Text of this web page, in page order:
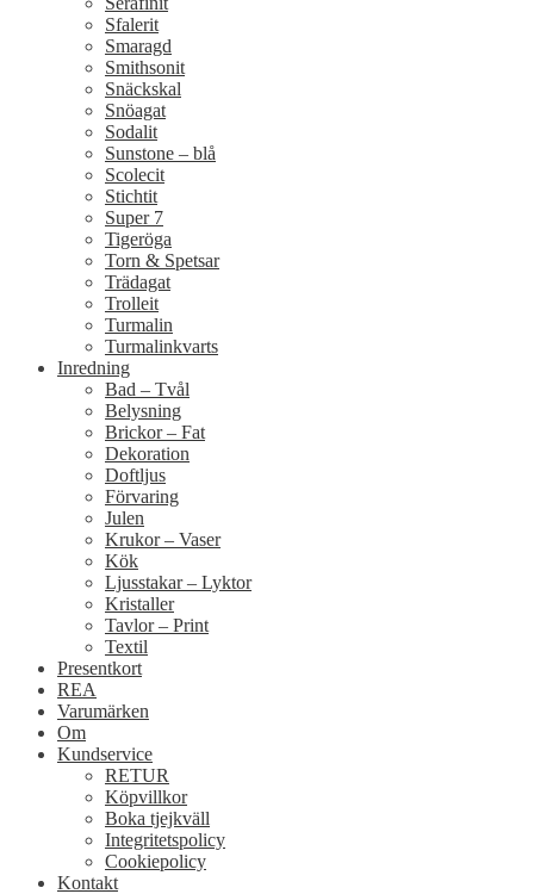
Sfalerit
Smaragd
Smithsonit
Snäckskal
Snöagat
Sodalit
Sunstone – blå
Scolecit
Stichtit
Super 7
Tigeröga
Torn & Spetsar
Trädagat
Trolleit
Turmalin
Turmalinkvarts
Inredning
Bad – Tvål
Belysning
Brickor – Fat
Dekoration
Doftljus
Förvaring
Julen
Krukor – Vaser
Kök
Ljusstakar – Lyktor
Kristaller
Tavlor – Print
Textil
Presentkort
REA
Varumärken
Om
Kundservice
RETUR
Köpvillkor
Boka tjejkväll
Integritetspolicy
Cookiepolicy
Kontakt